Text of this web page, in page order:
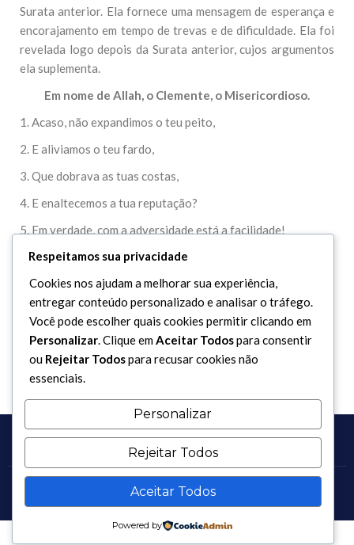
Surata anterior. Ela fornece uma mensagem de esperança e
encorajamento em tempo de trevas e de dificuldade. Ela foi
revelada logo depois da Surata anterior, cujos argumentos
ela suplementa.
Em nome de Allah, o Clemente, o Misericordioso.
1. Acaso, não expandimos o teu peito,
2. E aliviamos o teu fardo,
3. Que dobrava as tuas costas,
4. E enaltecemos a tua reputação?
5. Em verdade, com a adversidade está a facilidade!
6. Certamente, com a adversidade está a facilidade!
7. Assim, pois, quando estiveres livre (dos teus afazeres),
continua o teu esforço,
8. E volta para o teu Senhor (toda) a atenção.
Copyright 2017 - 2026 / Todos os direitos reservados.
Respeitamos sua privacidade
Cookies nos ajudam a melhorar sua experiência,
entregar conteúdo personalizado e analisar o tráfego.
Você pode escolher quais cookies permitir clicando em
Personalizar. Clique emAceitar Todospara consentir
ou Rejeitar Todospara recusar cookies não
essenciais.
Personalizar
Rejeitar Todos
Aceitar Todos
Powered by